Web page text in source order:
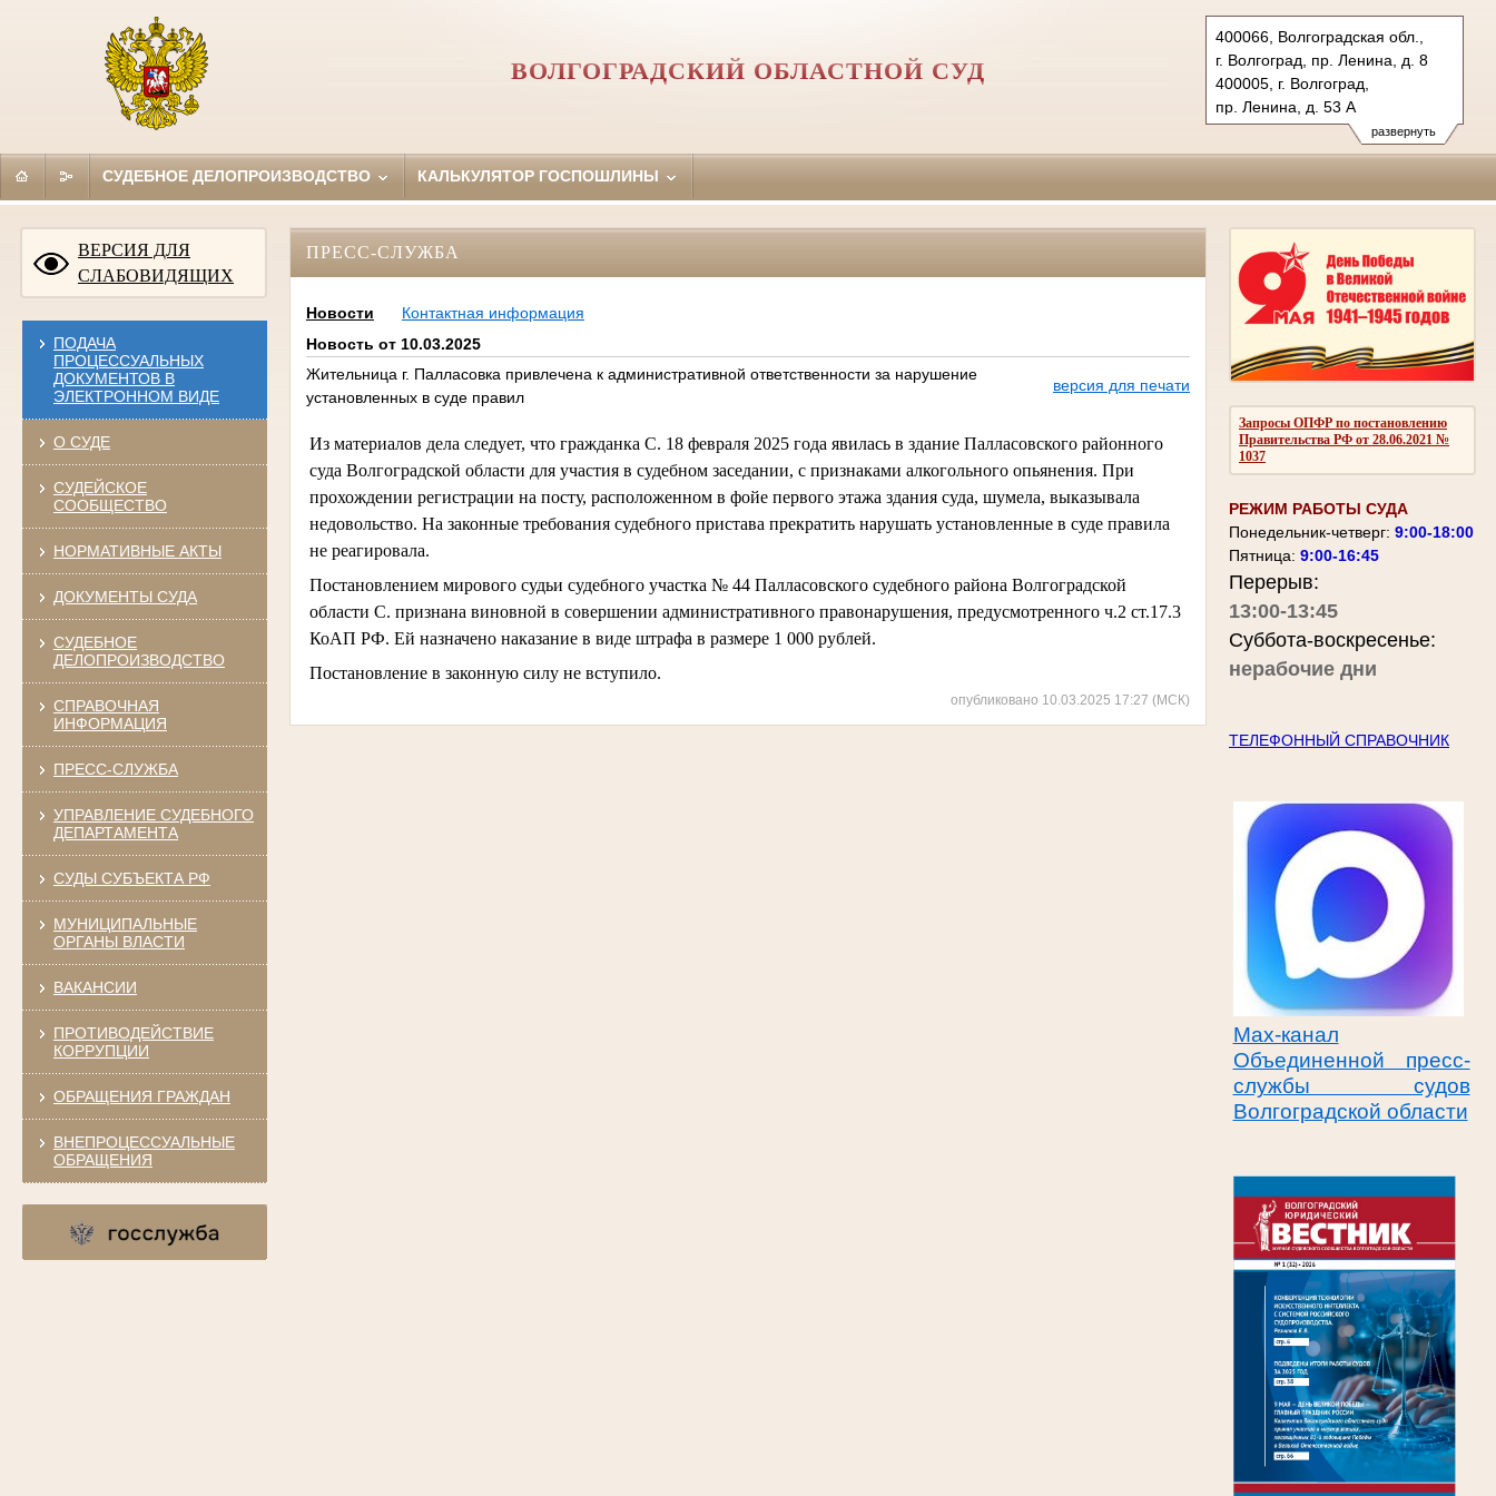
развернуть
400066, Волгоградская обл.,
г. Волгоград, пр. Ленина, д. 8
400005, г. Волгоград,
пр. Ленина, д. 53 А
Тел.: (8442) 38-21-98, 23-87-44
oblsud.vol@sudrf.ru
ВОЛГОГРАДСКИЙ ОБЛАСТНОЙ СУД
СУДЕБНОЕ ДЕЛОПРОИЗВОДСТВО КАЛЬКУЛЯТОР ГОСПОШЛИНЫ
ВЕРСИЯ ДЛЯ
СЛАБОВИДЯЩИХ
ПОДАЧА
ПРОЦЕССУАЛЬНЫХ
ДОКУМЕНТОВ В
ЭЛЕКТРОННОМ ВИДЕ
О СУДЕ
СУДЕЙСКОЕ
СООБЩЕСТВО
НОРМАТИВНЫЕ АКТЫ
ДОКУМЕНТЫ СУДА
СУДЕБНОЕ
ДЕЛОПРОИЗВОДСТВО
СПРАВОЧНАЯ
ИНФОРМАЦИЯ
ПРЕСС-СЛУЖБА
УПРАВЛЕНИЕ СУДЕБНОГО
ДЕПАРТАМЕНТА
СУДЫ СУБЪЕКТА РФ
МУНИЦИПАЛЬНЫЕ
ОРГАНЫ ВЛАСТИ
ВАКАНСИИ
ПРОТИВОДЕЙСТВИЕ
КОРРУПЦИИ
ОБРАЩЕНИЯ ГРАЖДАН
ВНЕПРОЦЕССУАЛЬНЫЕ
ОБРАЩЕНИЯ
Запросы ОПФР по постановлению
Правительства РФ от 28.06.2021 №
1037
РЕЖИМ РАБОТЫ СУДА
Понедельник-четверг: 9:00-18:00
Пятница: 9:00-16:45
Перерыв:
13:00-13:45
Суббота-воскресенье:
нерабочие дни
ТЕЛЕФОННЫЙ СПРАВОЧНИК
Max-канал
Объединенной пресс-
службы судов
Волгоградской области
ПРЕСС-СЛУЖБА
Новости
Контактная информация
Новость от 10.03.2025
Жительница г. Палласовка привлечена к административной ответственности за нарушение
установленных в суде правил
версия для печати
Из материалов дела следует, что гражданка С. 18 февраля 2025 года явилась в здание Палласовского районного
суда Волгоградской области для участия в судебном заседании, с признаками алкогольного опьянения. При
прохождении регистрации на посту, расположенном в фойе первого этажа здания суда, шумела, выказывала
недовольство. На законные требования судебного пристава прекратить нарушать установленные в суде правила
не реагировала.
Постановлением мирового судьи судебного участка № 44 Палласовского судебного района Волгоградской
области С. признана виновной в совершении административного правонарушения, предусмотренного ч.2 ст.17.3
КоАП РФ. Ей назначено наказание в виде штрафа в размере 1 000 рублей.
Постановление в законную силу не вступило.
опубликовано 10.03.2025 17:27 (МСК)